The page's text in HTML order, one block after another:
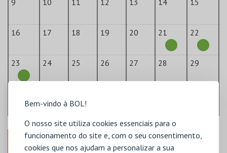
Bem-vindo à BOL!
O nosso site utiliza cookies essenciais para o
funcionamento do site e, com o seu consentimento,
cookies que nos ajudam a personalizar a sua
9 10 11 12 13 14 15
16 17 18 19 20 21 22
23 24 25 26 27 28 29
ANTERIOR